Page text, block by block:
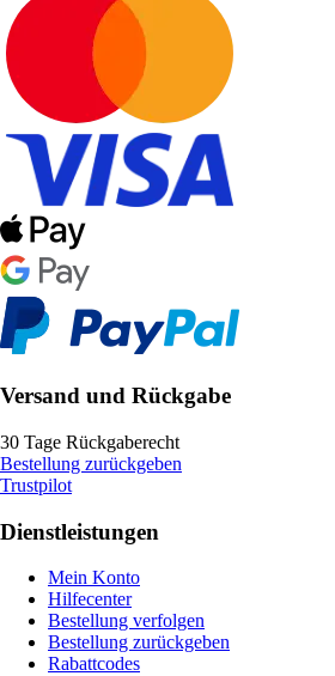
Versand und Rückgabe
30 Tage Rückgaberecht
Bestellung zurückgeben
Trustpilot
Dienstleistungen
Mein Konto
Hilfecenter
Bestellung verfolgen
Bestellung zurückgeben
Rabattcodes